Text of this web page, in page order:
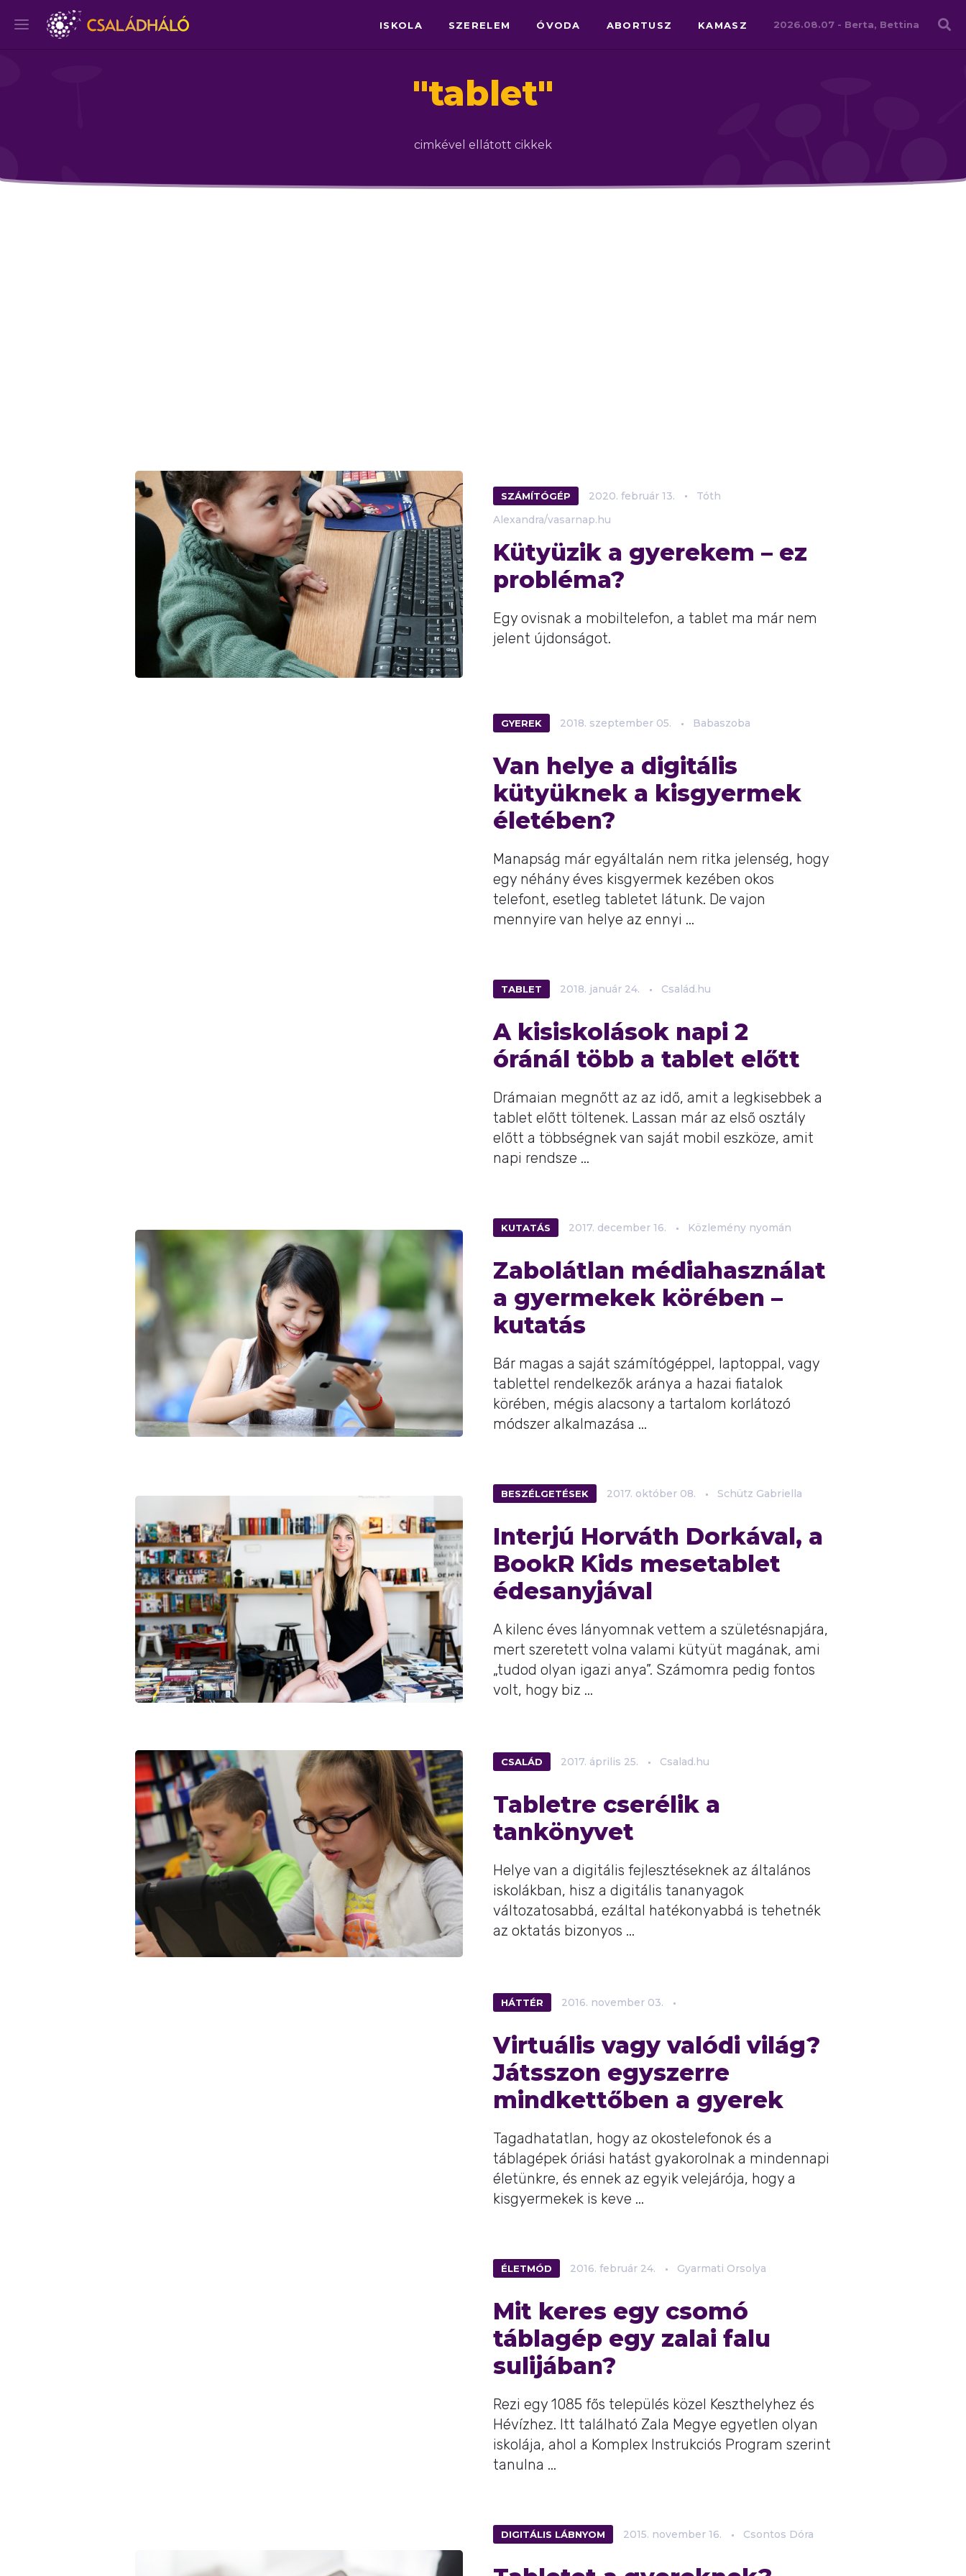
ISKOLA SZERELEM ÓVODA ABORTUSZ KAMASZ 2026.08.07 - Berta, Bettina
"tablet"
cimkével ellátott cikkek
SZÁMÍTÓGÉP 2020. február 13. Tóth
Alexandra/vasarnap.hu
Kütyüzik a gyerekem – ez
probléma?
Egy ovisnak a mobiltelefon, a tablet ma már nem
jelent újdonságot.
GYEREK 2018. szeptember 05. Babaszoba
Van helye a digitális
kütyüknek a kisgyermek
életében?
Manapság már egyáltalán nem ritka jelenség, hogy
egy néhány éves kisgyermek kezében okos
telefont, esetleg tabletet látunk. De vajon
mennyire van helye az ennyi ...
TABLET 2018. január 24. Család.hu
A kisiskolások napi 2
óránál több a tablet előtt
Drámaian megnőtt az az idő, amit a legkisebbek a
tablet előtt töltenek. Lassan már az első osztály
előtt a többségnek van saját mobil eszköze, amit
napi rendsze ...
KUTATÁS 2017. december 16. Közlemény nyomán
Zabolátlan médiahasználat
a gyermekek körében –
kutatás
Bár magas a saját számítógéppel, laptoppal, vagy
tablettel rendelkezők aránya a hazai fiatalok
körében, mégis alacsony a tartalom korlátozó
módszer alkalmazása ...
BESZÉLGETÉSEK 2017. október 08. Schütz Gabriella
Interjú Horváth Dorkával, a
BookR Kids mesetablet
édesanyjával
A kilenc éves lányomnak vettem a születésnapjára,
mert szeretett volna valami kütyüt magának, ami
„tudod olyan igazi anya”. Számomra pedig fontos
volt, hogy biz ...
CSALÁD 2017. április 25. Csalad.hu
Tabletre cserélik a
tankönyvet
Helye van a digitális fejlesztéseknek az általános
iskolákban, hisz a digitális tananyagok
változatosabbá, ezáltal hatékonyabbá is tehetnék
az oktatás bizonyos ...
HÁTTÉR 2016. november 03.
Virtuális vagy valódi világ?
Játsszon egyszerre
mindkettőben a gyerek
Tagadhatatlan, hogy az okostelefonok és a
táblagépek óriási hatást gyakorolnak a mindennapi
életünkre, és ennek az egyik velejárója, hogy a
kisgyermekek is keve ...
ÉLETMÓD 2016. február 24. Gyarmati Orsolya
Mit keres egy csomó
táblagép egy zalai falu
sulijában?
Rezi egy 1085 fős település közel Keszthelyhez és
Hévízhez. Itt található Zala Megye egyetlen olyan
iskolája, ahol a Komplex Instrukciós Program szerint
tanulna ...
DIGITÁLIS LÁBNYOM 2015. november 16. Csontos Dóra